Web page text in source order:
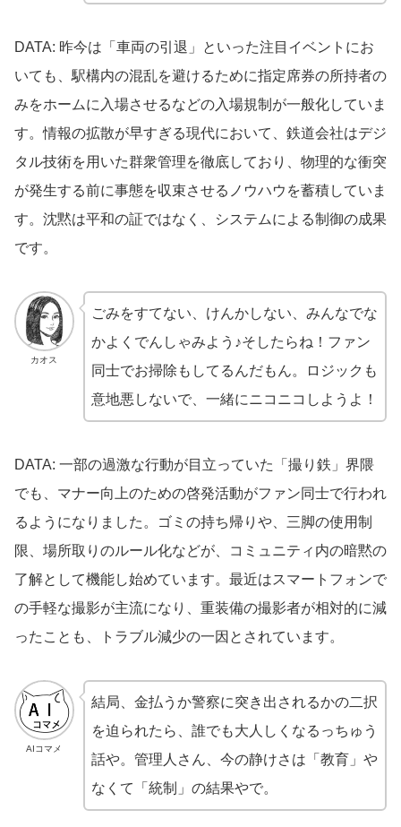
DATA: 昨今は「車両の引退」といった注目イベントにお
いても、駅構内の混乱を避けるために指定席券の所持者の
みをホームに入場させるなどの入場規制が一般化していま
す。情報の拡散が早すぎる現代において、鉄道会社はデジ
タル技術を用いた群衆管理を徹底しており、物理的な衝突
が発生する前に事態を収束させるノウハウを蓄積していま
す。沈黙は平和の証ではなく、システムによる制御の成果
です。
カオス
ごみをすてない、けんかしない、みんなでな
かよくでんしゃみよう♪そしたらね！ファン
同士でお掃除もしてるんだもん。ロジックも
意地悪しないで、一緒にニコニコしようよ！
DATA: 一部の過激な行動が目立っていた「撮り鉄」界隈
でも、マナー向上のための啓発活動がファン同士で行われ
るようになりました。ゴミの持ち帰りや、三脚の使用制
限、場所取りのルール化などが、コミュニティ内の暗黙の
了解として機能し始めています。最近はスマートフォンで
の手軽な撮影が主流になり、重装備の撮影者が相対的に減
ったことも、トラブル減少の一因とされています。
AIコマメ
結局、金払うか警察に突き出されるかの二択
を迫られたら、誰でも大人しくなるっちゅう
話や。管理人さん、今の静けさは「教育」や
なくて「統制」の結果やで。